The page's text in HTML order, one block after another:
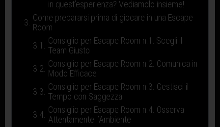
in quest’esperienza? Vediamolo insieme!
Come prepararsi prima di giocare in una Escape
Room
Consiglio per Escape Room n.1: Scegli il
Team Giusto
Consiglio per Escape Room n.2. Comunica in
Modo Efficace
Consiglio per Escape Room n.3. Gestisci il
Tempo con Saggezza
Consiglio per Escape Room n.4. Osserva
Attentamente l’Ambiente